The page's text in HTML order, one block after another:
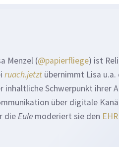
Menzel (@papierfliege) ist
ruach.jetztübernimmt Lisa u.a.
inhaltliche Schwerpunkt ihrer
über digitale
dieEulemoderiert sie den